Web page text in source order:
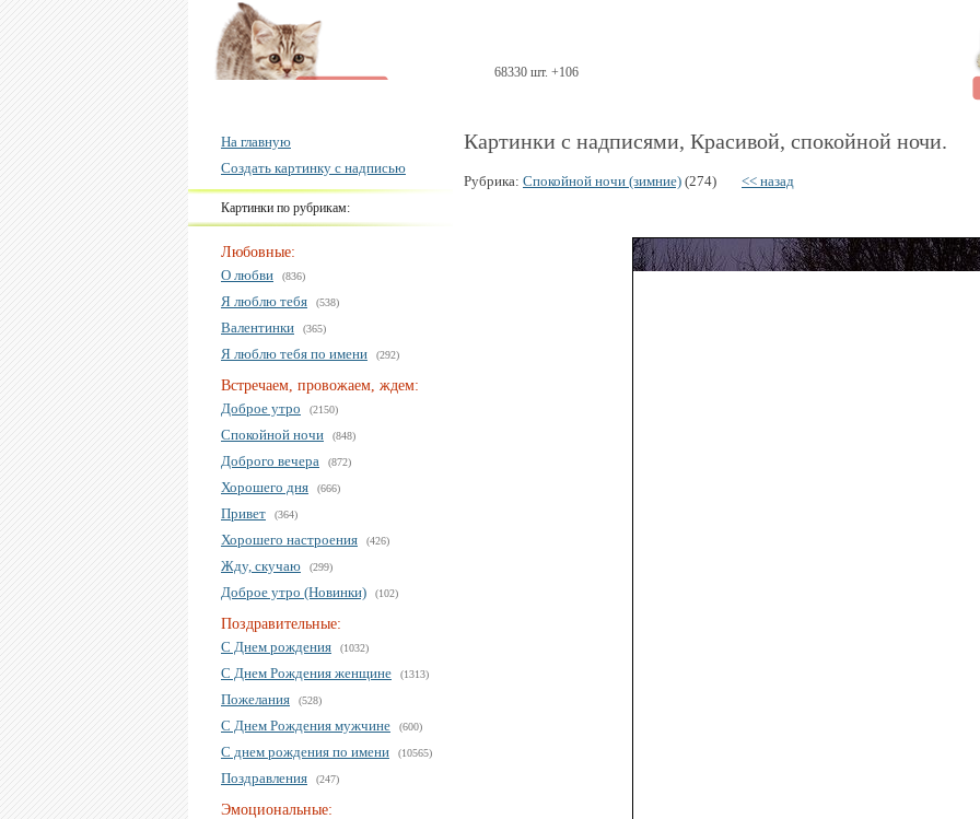
68330 шт. +106
На главную
Создать картинку с надписью
Картинки по рубрикам:
Любовные:
О любви
(836)
Я люблю тебя (538)
Валентинки (365)
Я люблю тебя по имени (292)
Встречаем, провожаем, ждем:
Доброе утро
(2150)
Спокойной ночи (848)
Доброго вечера (872)
Хорошего дня (666)
Привет (364)
Хорошего настроения (426)
Жду, скучаю (299)
Доброе утро (Новинки) (102)
Поздравительные:
С Днем рождения
(1032)
С Днем Рождения женщине (1313)
Пожелания (528)
С Днем Рождения мужчине (600)
С днем рождения по имени (10565)
Поздравления (247)
Эмоциональные:
Картинки с надписями, Красивой, спокойной ночи.
Рубрика: Спокойной ночи (зимние) (274) << назад